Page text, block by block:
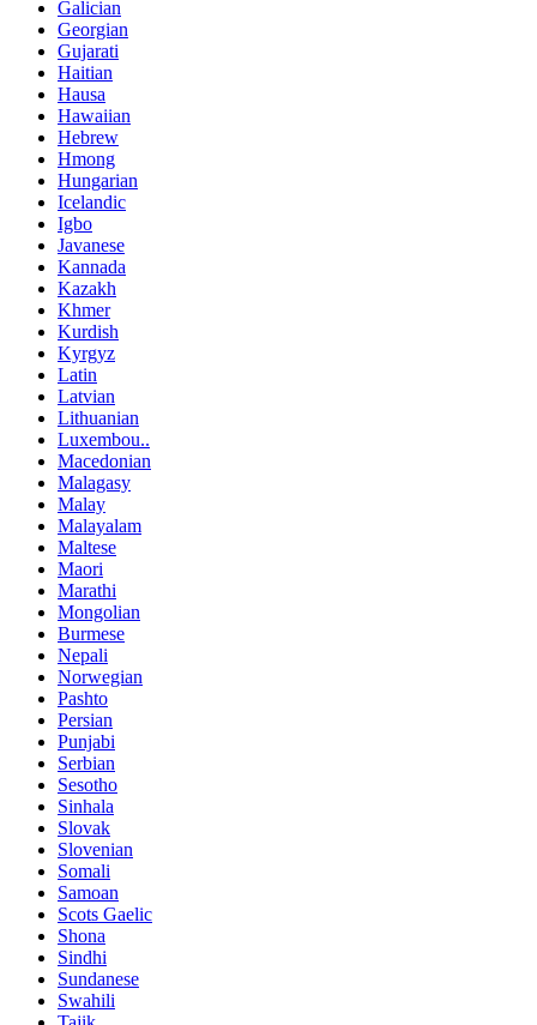
Galician
Georgian
Gujarati
Haitian
Hausa
Hawaiian
Hebrew
Hmong
Hungarian
Icelandic
Igbo
Javanese
Kannada
Kazakh
Khmer
Kurdish
Kyrgyz
Latin
Latvian
Lithuanian
Luxembou..
Macedonian
Malagasy
Malay
Malayalam
Maltese
Maori
Marathi
Mongolian
Burmese
Nepali
Norwegian
Pashto
Persian
Punjabi
Serbian
Sesotho
Sinhala
Slovak
Slovenian
Somali
Samoan
Scots Gaelic
Shona
Sindhi
Sundanese
Swahili